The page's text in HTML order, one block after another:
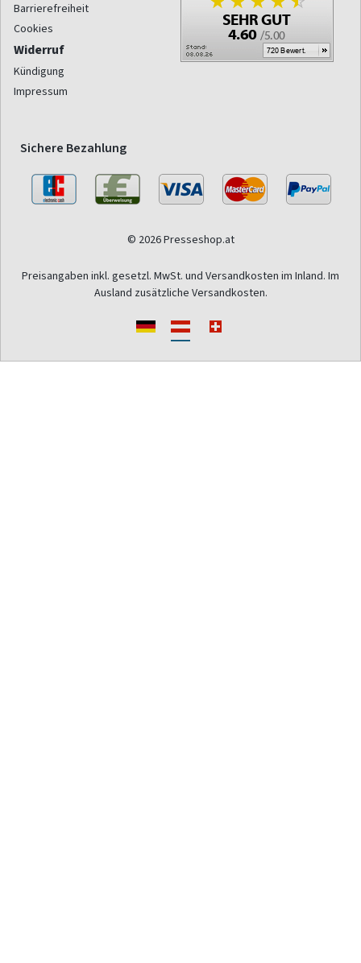
Barrierefreiheit
Cookies
Widerruf
Kündigung
Impressum
Sichere Bezahlung
© 2026 Presseshop.at
Preisangaben inkl. gesetzl. MwSt. und Versandkosten im Inland. Im
Ausland zusätzliche Versandkosten.